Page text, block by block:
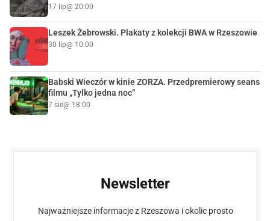
17 lip@ 20:00
Leszek Żebrowski. Plakaty z kolekcji BWA w Rzeszowie
30 lip@ 10:00
Babski Wieczór w kinie ZORZA. Przedpremierowy seans
filmu „Tylko jedna noc”
7 sie@ 18:00
Newsletter
Najważniejsze informacje z Rzeszowa i okolic prosto